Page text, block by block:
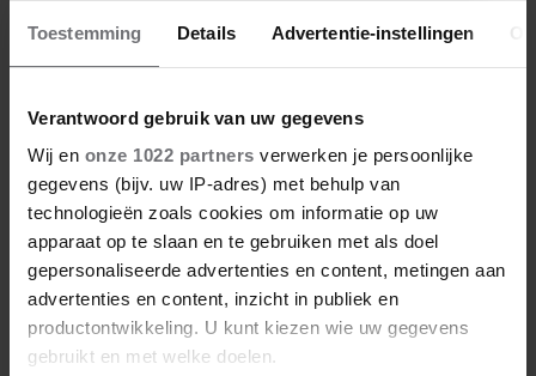
Toestemming Details Advertentie-instellingen
Verantwoord gebruik van uw gegevens
Wij en onze 1022 partners verwerken je persoonlijke
gegevens (bijv. uw IP-adres) met behulp van
technologieën zoals cookies om informatie op uw
apparaat op te slaan en te gebruiken met als doel
gepersonaliseerde advertenties en content, metingen aan
advertenties en content, inzicht in publiek en
productontwikkeling. U kunt kiezen wie uw gegevens
gebruikt en met welke doelen.